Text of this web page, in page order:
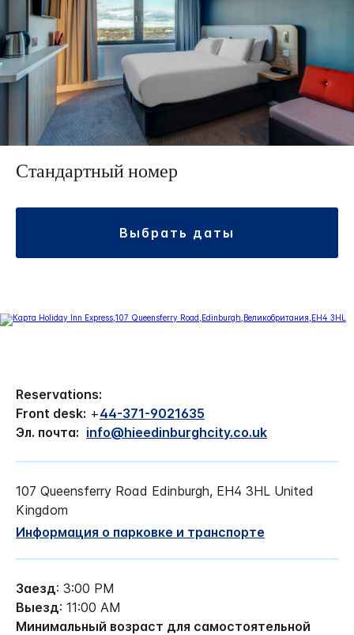
Стандартный номер
выбрать даты
Reservations:
Front desk: +44-371-9021635
Эл. почта: info@hieedinburghcity.co.uk
107 Queensferry Road Edinburgh, EH4 3HL United
Kingdom
Информация о парковке и транспорте
Заезд: 3:00 PM
Выезд: 11:00 AM
Минимальный возраст для самостоятельной